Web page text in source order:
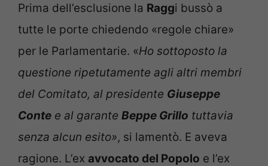
Prima dell’esclusione la Raggi bussò a
tutte le porte chiedendo «regole chiare»
per le Parlamentarie. «Ho sottoposto la
questione ripetutamente agli altri membri
del Comitato, al presidente Giuseppe
Conte e al garante Beppe Grillo tuttavia
senza alcun esito», si lamentò. E aveva
ragione. L’ex avvocato del Popolo e l’ex